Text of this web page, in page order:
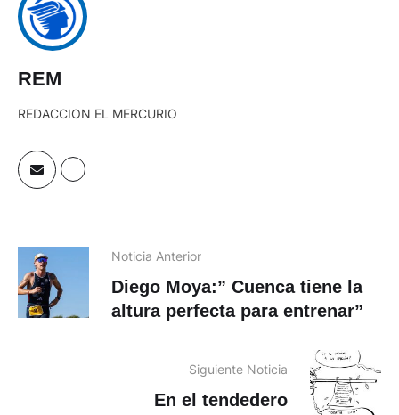
REM
REDACCION EL MERCURIO
Noticia Anterior
Diego Moya:” Cuenca tiene la
altura perfecta para entrenar”
Siguiente Noticia
En el tendedero